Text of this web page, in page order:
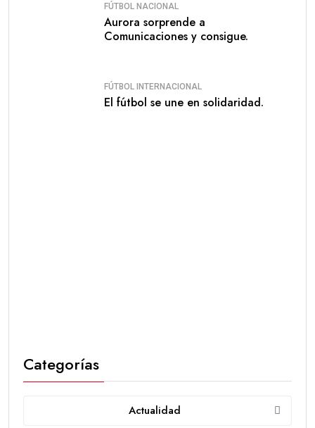
FÚTBOL NACIONAL
Aurora sorprende a
Comunicaciones y consigue.
FÚTBOL INTERNACIONAL
El fútbol se une en solidaridad.
Categorías
Actualidad